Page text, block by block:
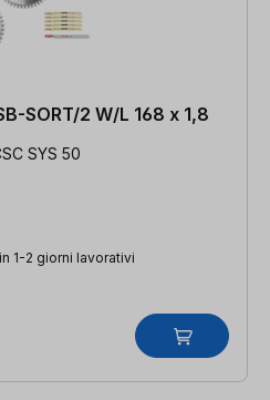
SORT/2 W/L 168 x 1,8
SYS 50
1-2 giorni lavorativi